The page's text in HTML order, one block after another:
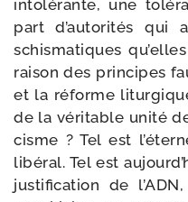
into­lé­rante, une
part d’autorités qui
schis­ma­tiques
rai­son des prin­cipes
et la réforme
de la véri­table uni­té
cisme ? Tel est
libé­ral. Tel est
justification de